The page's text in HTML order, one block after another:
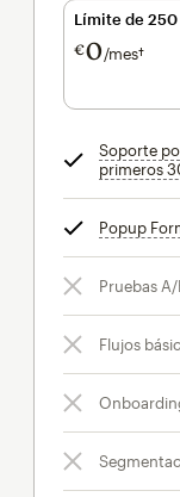
Límite de
€0 /mes†al
Soporte
primeros
Popup
Pruebas A/
Flujos